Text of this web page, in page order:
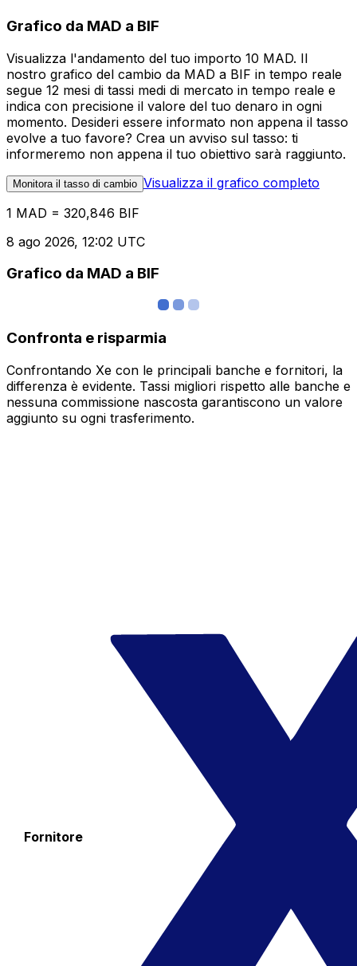
Grafico da MAD a BIF
Visualizza l'andamento del tuo importo 10 MAD. Il
nostro grafico del cambio da MAD a BIF in tempo reale
segue 12 mesi di tassi medi di mercato in tempo reale e
indica con precisione il valore del tuo denaro in ogni
momento. Desideri essere informato non appena il tasso
evolve a tuo favore? Crea un avviso sul tasso: ti
informeremo non appena il tuo obiettivo sarà raggiunto.
Monitora il tasso di cambio Visualizza il grafico completo
1 MAD = 320,846 BIF
8 ago 2026, 12:02 UTC
Grafico da MAD a BIF
Confronta e risparmia
Confrontando Xe con le principali banche e fornitori, la
differenza è evidente. Tassi migliori rispetto alle banche e
nessuna commissione nascosta garantiscono un valore
aggiunto su ogni trasferimento.
Fornitore